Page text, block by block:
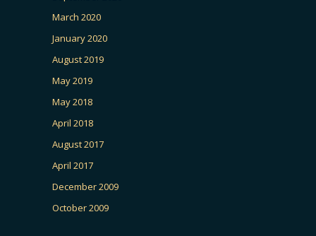
March 2020
January 2020
August 2019
May 2019
May 2018
April 2018
August 2017
April 2017
December 2009
October 2009